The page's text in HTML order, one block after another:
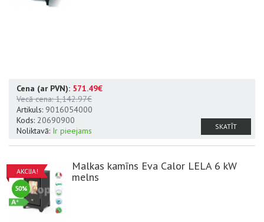
Cena (ar PVN): 571.49€
Vecā cena:1,142.97€
Artikuls: 9016054000
Kods: 20690900
Noliktavā: Ir pieejams SKATĪT
AKCIJA!
50%
Malkas kamīns Eva Calor LELA 6 kW
melns